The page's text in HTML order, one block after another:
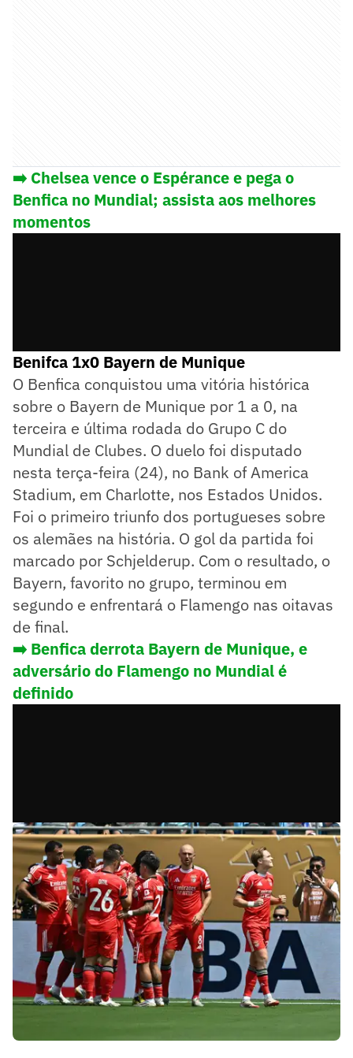
➡️ Chelsea vence o Espérance e pega o
Benfica no Mundial; assista aos melhores
momentos
Benifca 1x0 Bayern de Munique
O Benfica conquistou uma vitória histórica
sobre o Bayern de Munique por 1 a 0, na
terceira e última rodada do Grupo C do
Mundial de Clubes. O duelo foi disputado
nesta terça-feira (24), no Bank of America
Stadium, em Charlotte, nos Estados Unidos.
Foi o primeiro triunfo dos portugueses sobre
os alemães na história. O gol da partida foi
marcado por Schjelderup. Com o resultado, o
Bayern, favorito no grupo, terminou em
segundo e enfrentará o Flamengo nas oitavas
de final.
➡️ Benfica derrota Bayern de Munique, e
adversário do Flamengo no Mundial é
definido